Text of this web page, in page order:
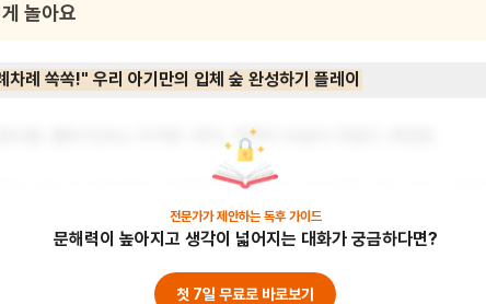
놀아요
차례 쏙쏙!" 우리 아기만의 입체 숲 완성하기 플레이
준비물: 펠트지(또는 두꺼운 색지), 찍찍이 보슬이·까칠이, 배경판
활동 방법: 존 클라센의 오른쪽에서 왼쪽으로 오브제를 이동시키는 독특한
연출 방식을 오감 놀이로 구현합니다. 오른편 영역에 눈동자가 그려진 해
님, 나무, 오두막, 돌멩이 펠트 조각들을 붙여두고, 양육자가 "이건 너의 나
무야, 해님 아래 놓아 보자"라고 읽어주면 아이가 조각을 떼어 왼쪽 배경판
영역으로 차례차례 옮겨 붙이게 합니다. 공간을 주체적으로 구성하는 시각
전문가가 제안하는 독후 가이드
문해력이 높아지고 생각이 넓어지는 대화가 궁금하다면?
첫 7일 무료로 바로보기